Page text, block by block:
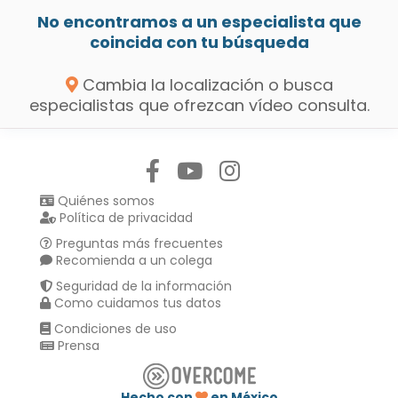
No encontramos a un especialista que
coincida con tu búsqueda
Cambia la localización o busca
especialistas que ofrezcan vídeo consulta.
Quiénes somos
Política de privacidad
Preguntas más frecuentes
Recomienda a un colega
Seguridad de la información
Como cuidamos tus datos
Condiciones de uso
Prensa